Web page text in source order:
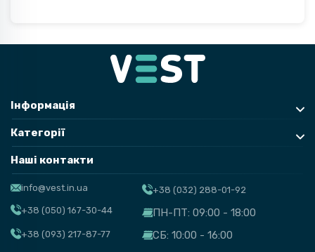
Інформація
Категорії
Наші контакти
info@vest.in.ua
+38 (050) 167-30-44
+38 (093) 217-87-77
+38 (032) 288-01-92
ПН-ПТ: 09:00 - 18:00
СБ: 10:00 - 16:00